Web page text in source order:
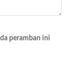
peramban ini